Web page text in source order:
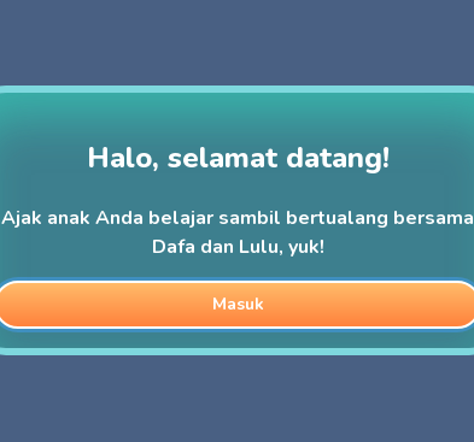
Halo, selamat datang!
Ajak anak Anda belajar sambil bertualang bersama
Dafa dan Lulu, yuk!
Masuk